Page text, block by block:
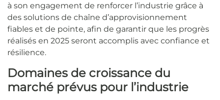
à son engagement de renforcer l’industrie grâce à
des solutions de chaîne d’approvisionnement
fiables et de pointe, afin de garantir que les progrès
réalisés en 2025 seront accomplis avec confiance et
résilience.
Domaines de croissance du
marché prévus pour l’industrie